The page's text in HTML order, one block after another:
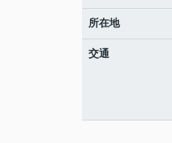
所在地
交通